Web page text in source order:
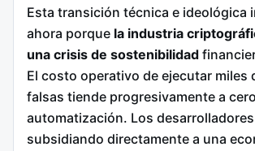
Esta transición técnica e ideológica
ahora porque la industria
una crisis de sostenibilidad
El costo operativo de ejecutar miles
falsas tiende progresivamente a
automatización. Los
subsidiando directamente a una